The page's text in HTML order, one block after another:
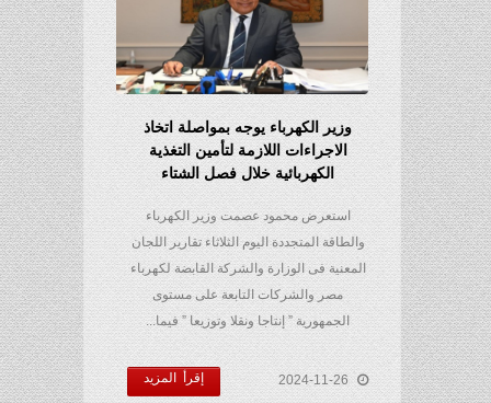
وزير الكهرباء يوجه بمواصلة اتخاذ
الاجراءات اللازمة لتأمين التغذية
الكهربائية خلال فصل الشتاء
استعرض محمود عصمت وزير الكهرباء
والطاقة المتجددة اليوم الثلاثاء تقارير اللجان
المعنية فى الوزارة والشركة القابضة لكهرباء
مصر والشركات التابعة على مستوى
الجمهورية ” إنتاجا ونقلا وتوزيعا ” فيما...
2024-11-26 إقرأ المزيد